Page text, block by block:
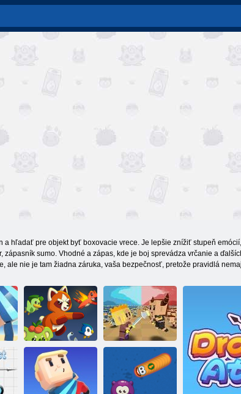
hľadať pre objekt byť boxovacie vrece. Je lepšie znížiť stupeň
zápasník sumo. Vhodné a zápas, kde je boj sprevádza vrčanie a
ale nie je tam žiadna záruka, vaša bezpečnosť, pretože pravidlá
Digimon World Drobný zrážok